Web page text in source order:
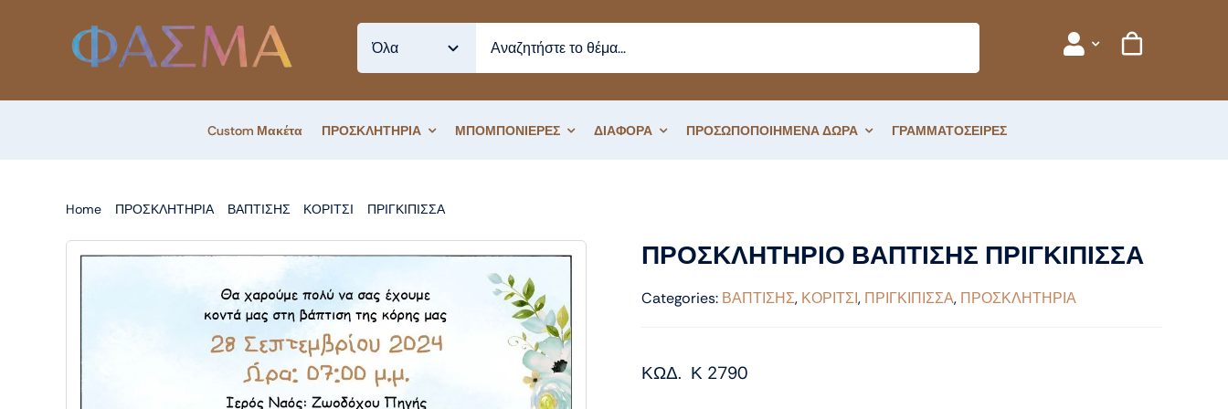
Custom Μακέτα ΠΡΟΣΚΛΗΤΗΡΙΑ ΜΠΟΜΠΟΝΙΕΡΕΣ ΔΙΑΦΟΡΑ ΠΡΟΣΩΠΟΠΟΙΗΜΕΝΑ ΔΩΡΑ ΓΡΑΜΜΑΤΟΣΕΙΡΕΣ
Home ΠΡΟΣΚΛΗΤΗΡΙΑ ΒΑΠΤΙΣΗΣ ΚΟΡΙΤΣΙ ΠΡΙΓΚΙΠΙΣΣΑ
ΠΡΟΣΚΛΗΤΗΡΙΟ ΒΑΠΤΙΣΗΣ ΠΡΙΓΚΙΠΙΣΣΑ
Categories: ΒΑΠΤΙΣΗΣ, ΚΟΡΙΤΣΙ, ΠΡΙΓΚΙΠΙΣΣΑ, ΠΡΟΣΚΛΗΤΗΡΙΑ
ΚΩΔ. Κ 2790